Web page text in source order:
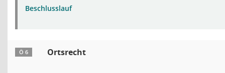
Beschlusslauf
Ö 6 Ortsrecht